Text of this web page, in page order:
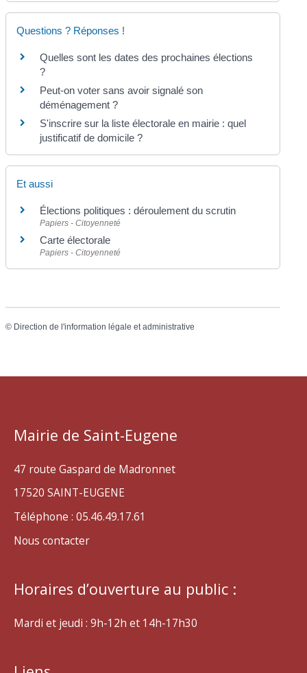
Questions ? Réponses !
Quelles sont les dates des prochaines élections
?
Peut-on voter sans avoir signalé son
déménagement ?
S'inscrire sur la liste électorale en mairie : quel
justificatif de domicile ?
Et aussi
Élections politiques : déroulement du scrutin
Papiers - Citoyenneté
Carte électorale
Papiers - Citoyenneté
© Direction de l'information légale et administrative
Mairie de Saint-Eugene
47 route Gaspard de Madronnet
17520 SAINT-EUGENE
Téléphone : 05.46.49.17.61
Nous contacter
Horaires d’ouverture au public :
Mardi et jeudi : 9h-12h et 14h-17h30